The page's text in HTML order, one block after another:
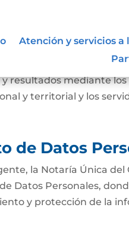
Atención y servicios a
conformado por un
resultados mediante
y territorial y los
de Datos
la Notaría Única del
Datos Personales,
y protección de la